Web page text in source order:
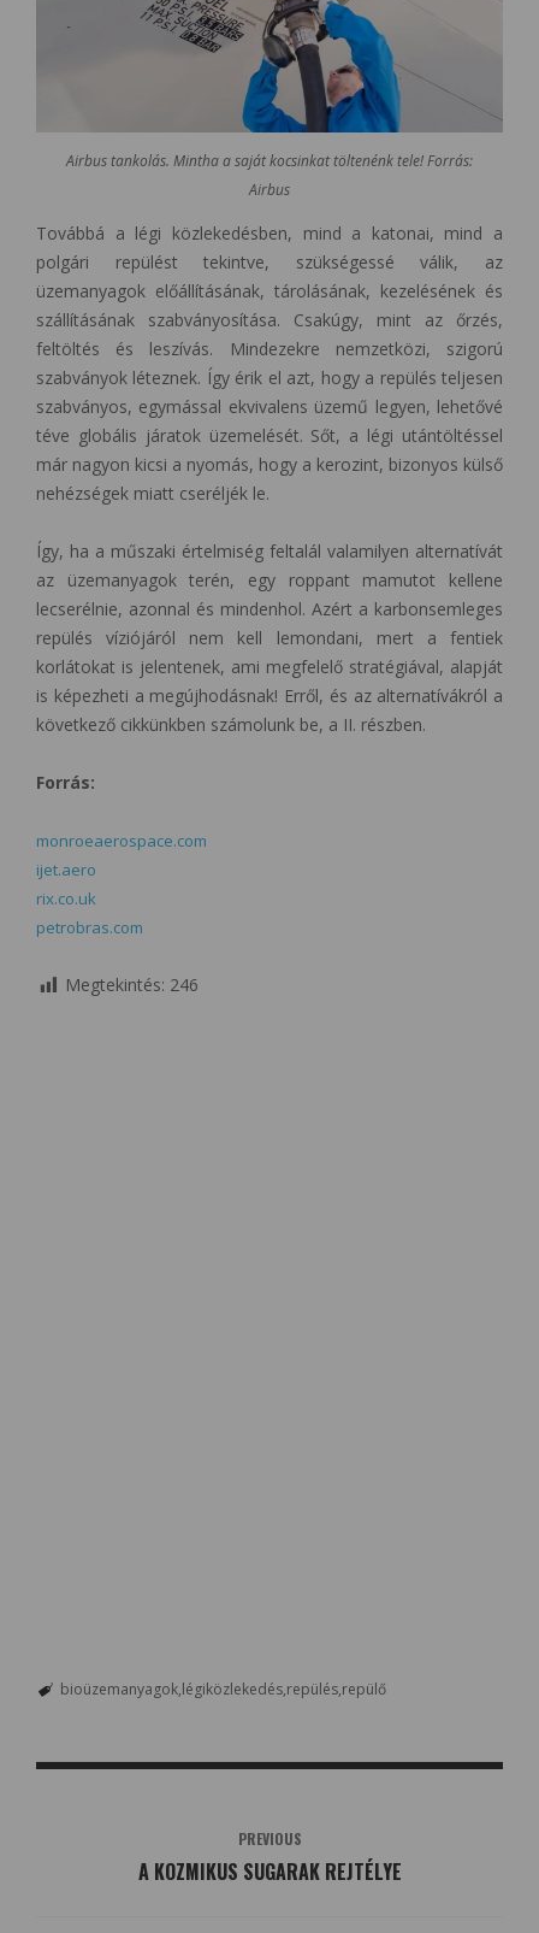
Airbus tankolás. Mintha a saját kocsinkat töltenénk tele! Forrás:
Airbus
Továbbá a légi közlekedésben, mind a katonai, mind a
polgári repülést tekintve, szükségessé válik, az
üzemanyagok előállításának, tárolásának, kezelésének és
szállításának szabványosítása. Csakúgy, mint az őrzés,
feltöltés és leszívás. Mindezekre nemzetközi, szigorú
szabványok léteznek. Így érik el azt, hogy a repülés teljesen
szabványos, egymással ekvivalens üzemű legyen, lehetővé
téve globális járatok üzemelését. Sőt, a légi utántöltéssel
már nagyon kicsi a nyomás, hogy a kerozint, bizonyos külső
nehézségek miatt cseréljék le.
Így, ha a műszaki értelmiség feltalál valamilyen alternatívát
az üzemanyagok terén, egy roppant mamutot kellene
lecserélnie, azonnal és mindenhol. Azért a karbonsemleges
repülés víziójáról nem kell lemondani, mert a fentiek
korlátokat is jelentenek, ami megfelelő stratégiával, alapját
is képezheti a megújhodásnak! Erről, és az alternatívákról a
következő cikkünkben számolunk be, a II. részben.
Forrás:
monroeaerospace.com
ijet.aero
rix.co.uk
petrobras.com
Megtekintés: 246
bioüzemanyagok légiközlekedés repülés repülő
PREVIOUS
A KOZMIKUS SUGARAK REJTÉLYE